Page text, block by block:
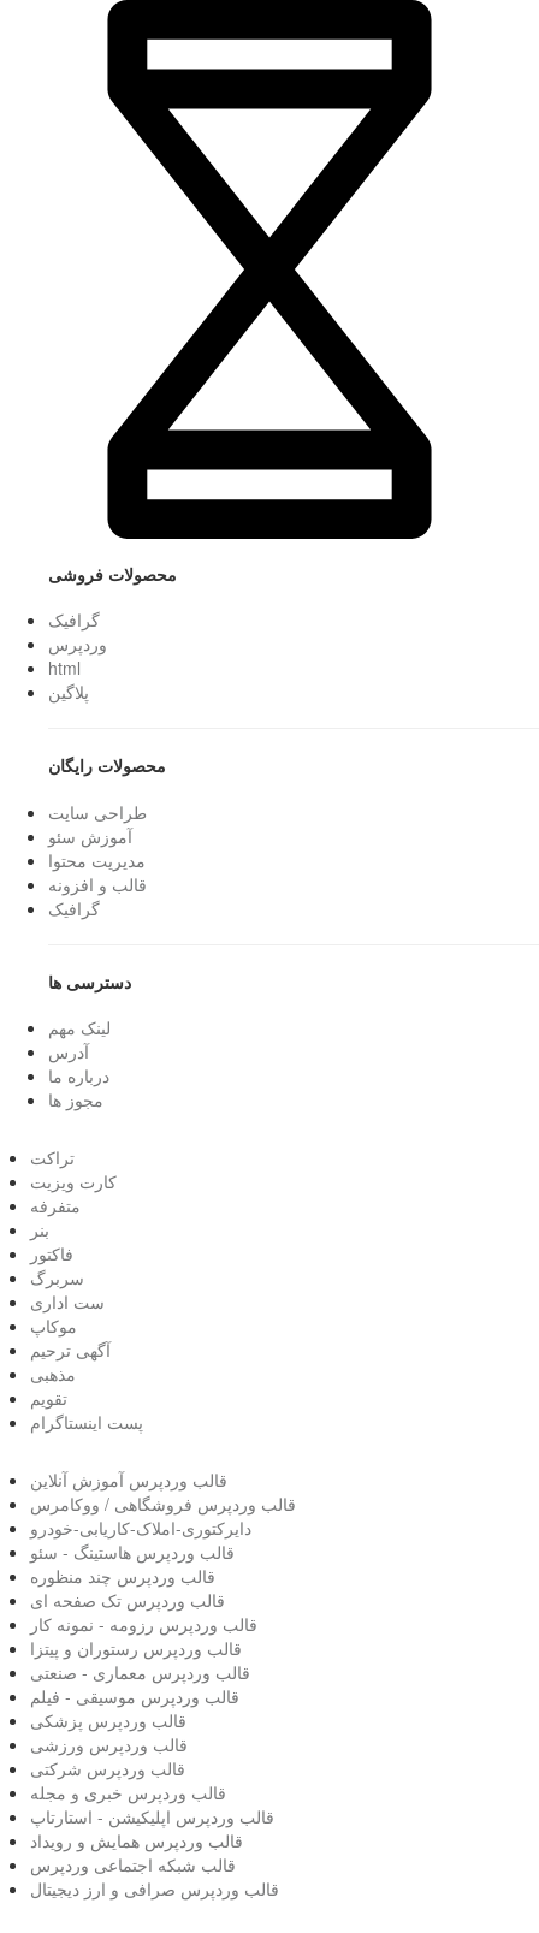
محصولات فروشی
گرافیک
وردپرس
html
پلاگین
محصولات رایگان
طراحی سایت
آموزش سئو
مدیریت محتوا
قالب و افزونه
گرافیک
دسترسی ها
لینک مهم
آدرس
درباره ما
مجوز ها
تراکت
کارت ویزیت
متفرفه
بنر
فاکتور
سربرگ
ست اداری
موکاپ
آگهی ترحیم
مذهبی
تقویم
پست اینستاگرام
قالب وردپرس آموزش آنلاین
قالب وردپرس فروشگاهی / ووکامرس
دایرکتوری-املاک-کاریابی-خودرو
قالب وردپرس هاستینگ - سئو
قالب وردپرس چند منظوره
قالب وردپرس تک صفحه ای
قالب وردپرس رزومه - نمونه کار
قالب وردپرس رستوران و پیتزا
قالب وردپرس معماری - صنعتی
قالب وردپرس موسیقی - فیلم
قالب وردپرس پزشکی
قالب وردپرس ورزشی
قالب وردپرس شرکتی
قالب وردپرس خبری و مجله
قالب وردپرس اپلیکیشن - استارتاپ
قالب وردپرس همایش و رویداد
قالب شبکه اجتماعی وردپرس
قالب وردپرس صرافی و ارز دیجیتال